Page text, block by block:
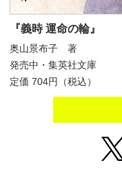
『義時 運命の輪』
奥山景布子 著
発売中・集英社文庫
定価 704円（税込）